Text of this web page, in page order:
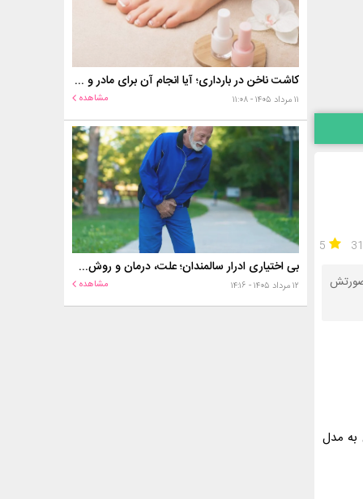
5
به مدل
کاشت ناخن در بارداری؛ آیا انجام آن برای مادر و جنین خطر دارد؟
۱۱ مرداد ۱۴۰۵ - ۱۱:۰۸ مشاهده
بی اختیاری ادرار سالمندان؛ علت، درمان و روش‌های کنترل در منزل
۱۲ مرداد ۱۴۰۵ - ۱۴:۱۶ مشاهده